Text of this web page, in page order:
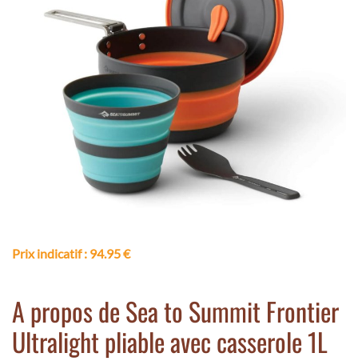
Prix indicatif: 94.95 €
A propos de Sea to Summit Frontier
Ultralight pliable avec casserole 1L